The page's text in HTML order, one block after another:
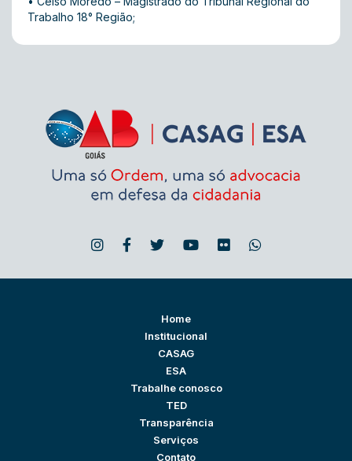
Trabalho 18° Região;
Home
Institucional
CASAG
ESA
Trabalhe conosco
TED
Transparência
Serviços
Contato